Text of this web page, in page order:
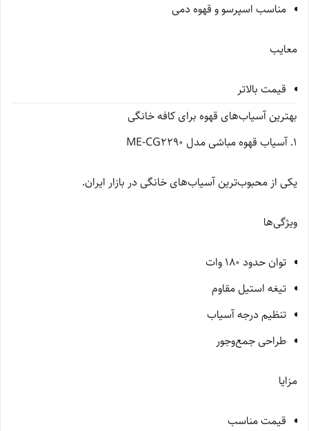
مناسب اسپرسو و قهوه دمی
معایب
قیمت بالاتر
بهترین آسیاب‌های قهوه برای کافه خانگی
1. آسیاب قهوه مباشی مدل ME-CG2290
یکی از محبوب‌ترین آسیاب‌های خانگی در بازار ایران.
ویژگی‌ها
توان حدود 180 وات
تیغه استیل مقاوم
تنظیم درجه آسیاب
طراحی جمع‌وجور
مزایا
قیمت مناسب